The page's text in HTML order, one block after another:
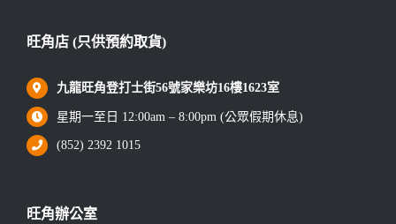
旺角店 (只供預約取貨)
九龍旺角登打士街56號家樂坊16樓1623室
星期一至日 12:00am – 8:00pm (公眾假期休息)
(852) 2392 1015
旺角辦公室